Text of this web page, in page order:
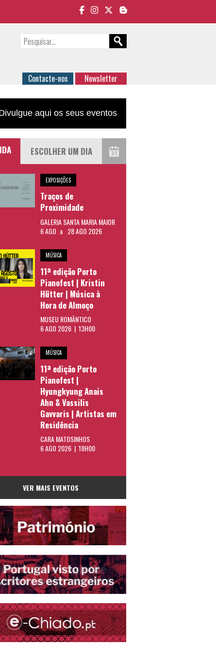
Contacte-nos Newsletter
aqui os seus eventos
EXPOSIÇÕES
Traços de
Proximidade
GALERIA SANTA MARIA MAIOR
6 AGO a 28 AGO 2026
MÚSICA
11ª edição Porto
Pianofest | Kristin
Hütter | Música à
Hora de Almoço
MUSEU ROMÂNTICO
6 AGO 2026 | 13H00
MÚSICA
11ª edição Porto
Pianofest |
Hyungkyung Anais
Ahn & Vassilis
Gavvaris | Artistas em
Residência
CARA MATOSINHOS
6 AGO 2026 | 18H00
VER MAIS EVENTOS